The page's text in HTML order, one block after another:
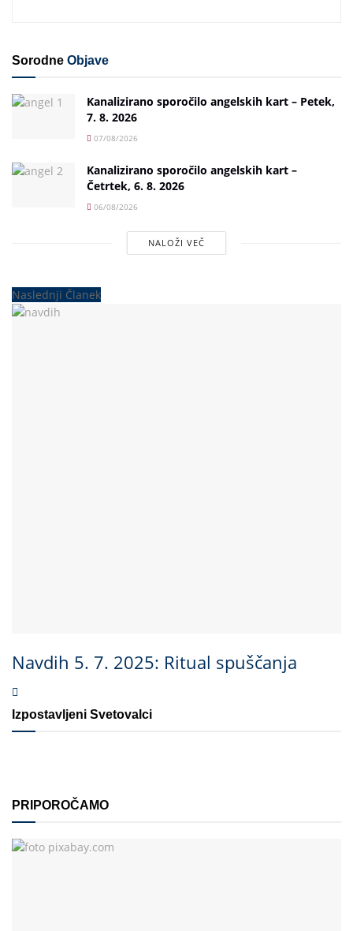
Sorodne Objave
Kanalizirano sporočilo angelskih kart – Petek,
7. 8. 2026
07/08/2026
Kanalizirano sporočilo angelskih kart –
Četrtek, 6. 8. 2026
06/08/2026
NALOŽI VEČ
Naslednji Članek
Navdih 5. 7. 2025: Ritual spuščanja
Izpostavljeni Svetovalci
PRIPOROČAMO